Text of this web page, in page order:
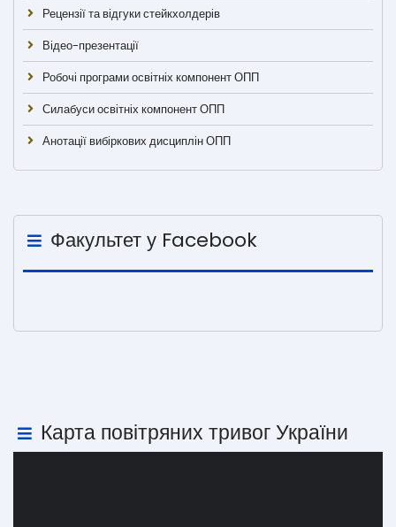
Рецензії та відгуки стейкхолдерів
Відео-презентації
Робочі програми освітніх компонент ОПП
Силабуси освітніх компонент ОПП
Анотації вибіркових дисциплін ОПП
Факультет у Facebook
Карта повітряних тривог України